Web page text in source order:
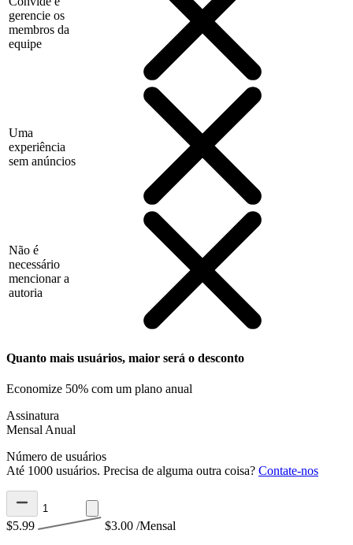
gerencie os
membros da
equipe
Uma
experiência
sem anúncios
Não é
necessário
mencionar a
autoria
Quanto mais usuários, maior será o desconto
Economize 50% com um plano anual
Assinatura
Mensal Anual
Número de usuários
Até 1000 usuários. Precisa de alguma outra coisa? Contate-nos
$5.99 $3.00 /Mensal